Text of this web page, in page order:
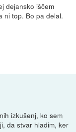
dejansko iščem
ni top. Bo pa delal.
izkušenj, ko sem
da stvar hladim, ker